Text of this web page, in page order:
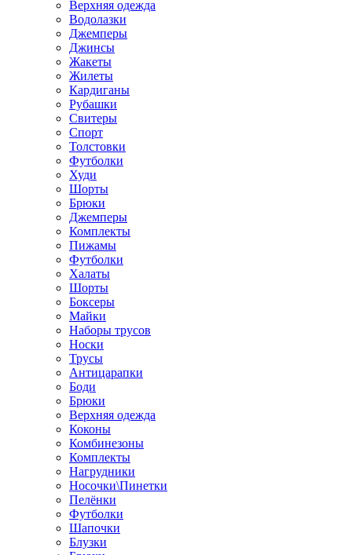
Верхняя одежда
Водолазки
Джемперы
Джинсы
Жакеты
Жилеты
Кардиганы
Рубашки
Свитеры
Спорт
Толстовки
Футболки
Худи
Шорты
Брюки
Джемперы
Комплекты
Пижамы
Футболки
Халаты
Шорты
Боксеры
Майки
Наборы трусов
Носки
Трусы
Антицарапки
Боди
Брюки
Верхняя одежда
Коконы
Комбинезоны
Комплекты
Нагрудники
Носочки\Пинетки
Пелёнки
Футболки
Шапочки
Блузки